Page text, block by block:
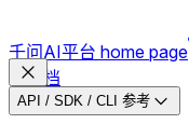
千问AI平台 home page
文档
API / SDK / CLI 参考